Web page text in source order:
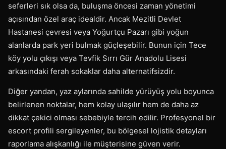
seferleri sık olsa da, buluşma öncesi zaman yönetimi
açısından özel araç idealdir. Ancak Mezitli Devlet
Hastanesi çevresi veya Yoğurtçu Pazarı gibi yoğun
alanlarda park yeri bulmak güçleşebilir. Bunun için Tece
köy yolu çıkışı veya Tevfik Sırrı Gür Anadolu Lisesi
arkasındaki ferah sokaklar daha alternatifsizdir.
Diğer yandan, yaz aylarında sahilde yürüyüş yolu boyunca
belirlenen noktalar, hem kolay ulaşılır hem de daha az
dikkat çekici olması sebebiyle tercih edilir. Profesyonel bir
escort profili sergileyenler, bu bölgesel lojistik detayları
raporlama alışkanlığı ile müşterisine güven verir.